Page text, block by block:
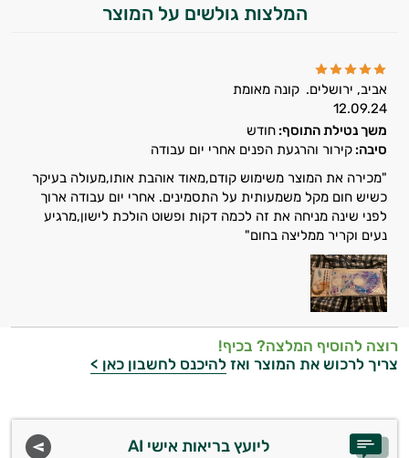
המלצות גולשים על המוצר
אביב, ירושלים. קונה מאומת
12.09.24
משך נטילת התוסף: חודש
סיבה: קירור והרגעת הפנים אחרי יום עבודה
"מכירה את המוצר משימוש קודם,מאוד אוהבת אותו,מעולה בעיקר
כשיש חום מקל משמעותית על התסמינים. אחרי יום עבודה ארוך
לפני שינה מניחה את זה לכמה דקות ופשוט הולכת לישון,מרגיע
נעים וקריר ממליצה בחום"
רוצה להוסיף המלצה? בכיף!
צריך לרכוש את המוצר ואז להיכנס לחשבון כאן >
ליועץ בריאות אישי AI